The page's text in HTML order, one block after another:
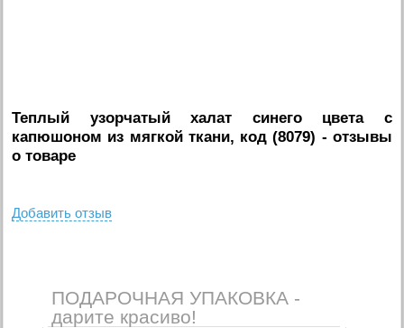
Теплый узорчатый халат синего цвета с
капюшоном из мягкой ткани, код (8079) - отзывы
о товаре
Добавить отзыв
ПОДАРОЧНАЯ УПАКОВКА -
дарите красиво!